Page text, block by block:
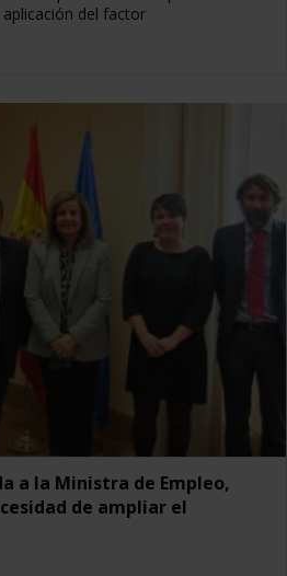
del factor
a la Ministra de Empleo,
de ampliar el